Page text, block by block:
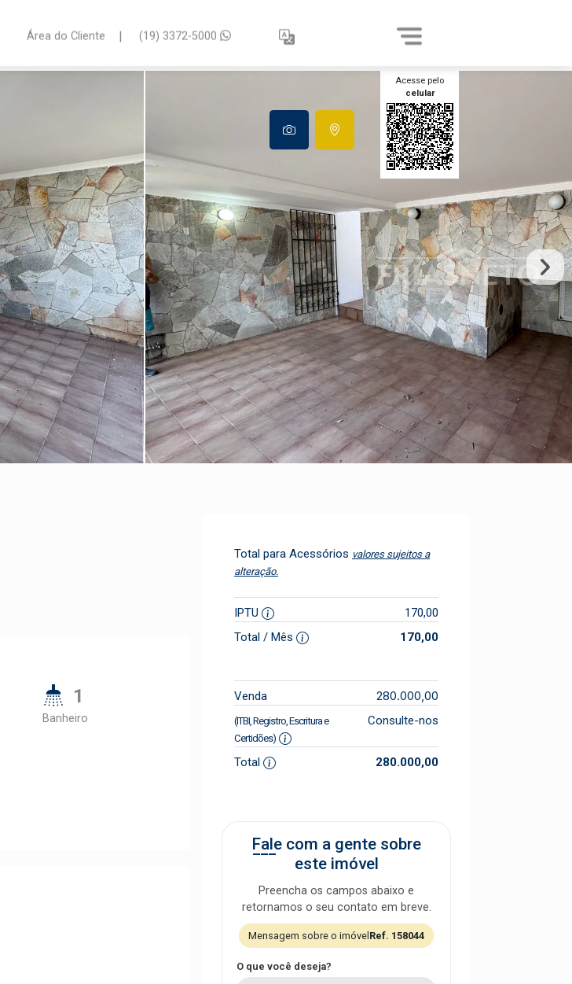
Área do Cliente | (19) 3372-5000
Acesse pelo
celular
1
Banheiro
Total para Acessórios valores sujeitos a
alteração.
IPTU
170,00
Total / Mês
170,00
Venda 280.000,00
(ITBI, Registro, Escritura e
Certidões)
Consulte-nos
Total 280.000,00
Fale com a gente sobre
este imóvel
Preencha os campos abaixo e
retornamos o seu contato em breve.
Mensagem sobre o imóvel Ref. 158044
O que você deseja?